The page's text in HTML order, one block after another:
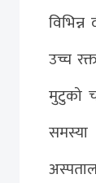
उच्च
मुटुको